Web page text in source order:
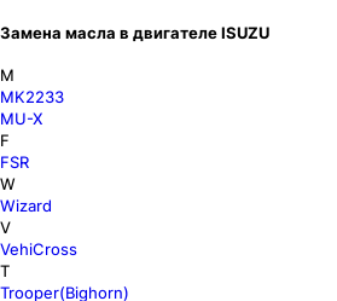
Замена масла в двигателе ISUZU
M
MK2233
MU-X
F
FSR
W
Wizard
V
VehiCross
T
Trooper(Bighorn)